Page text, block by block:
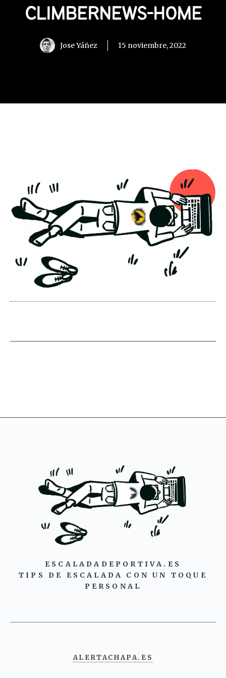
CLIMBERNEWS-HOME
Jose Yáñez 15 noviembre, 2022
ESCALADADEPORTIVA.ES
TIPS DE ESCALADA CON UN TOQUE
PERSONAL
ALERTACHAPA.ES